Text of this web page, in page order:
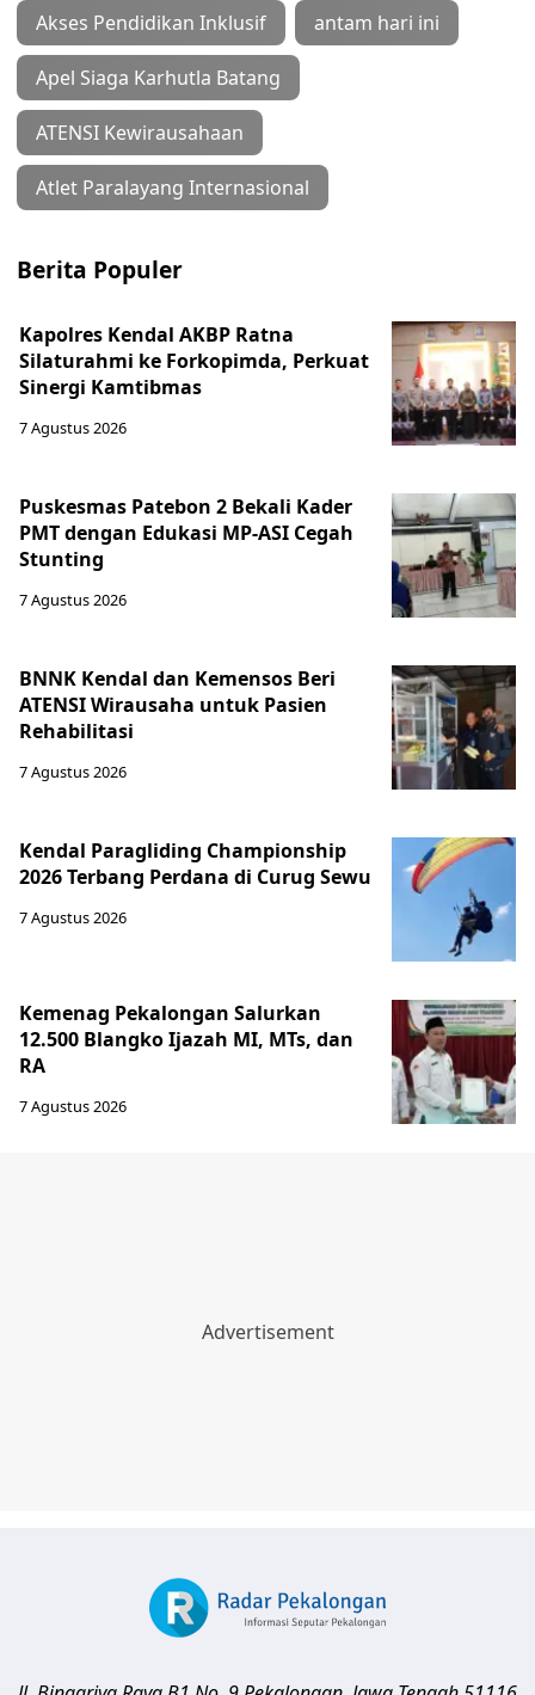
Akses Pendidikan Inklusif antam hari ini
Apel Siaga Karhutla Batang
ATENSI Kewirausahaan
Atlet Paralayang Internasional
Berita Populer
Kapolres Kendal AKBP Ratna
Silaturahmi ke Forkopimda, Perkuat
Sinergi Kamtibmas
7 Agustus 2026
Puskesmas Patebon 2 Bekali Kader
PMT dengan Edukasi MP-ASI Cegah
Stunting
7 Agustus 2026
BNNK Kendal dan Kemensos Beri
ATENSI Wirausaha untuk Pasien
Rehabilitasi
7 Agustus 2026
Kendal Paragliding Championship
2026 Terbang Perdana di Curug Sewu
7 Agustus 2026
Kemenag Pekalongan Salurkan
12.500 Blangko Ijazah MI, MTs, dan
RA
7 Agustus 2026